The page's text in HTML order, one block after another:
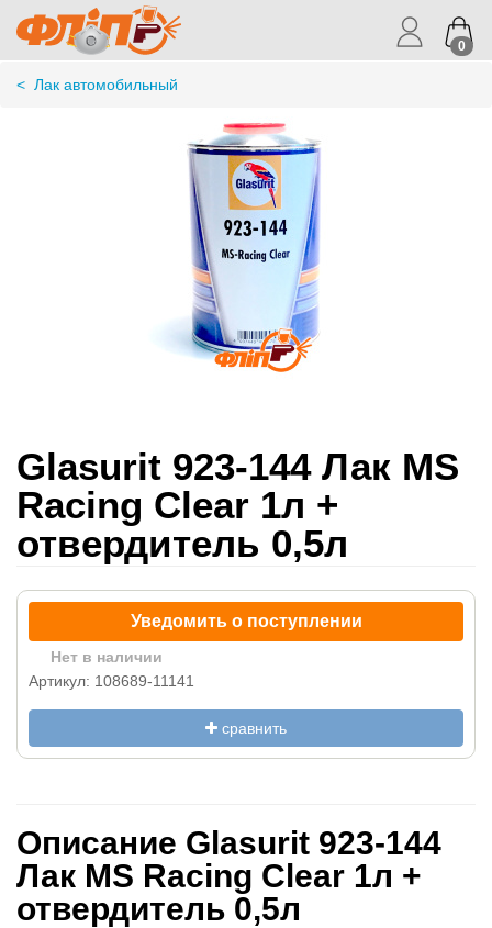
0
< Лак автомобильный
Glasurit 923-144 Лак MS
Racing Clear 1л +
отвердитель 0,5л
Уведомить о поступлении
Нет в наличии
Артикул: 108689-11141
сравнить
Описание Glasurit 923-144
Лак MS Racing Clear 1л +
отвердитель 0,5л